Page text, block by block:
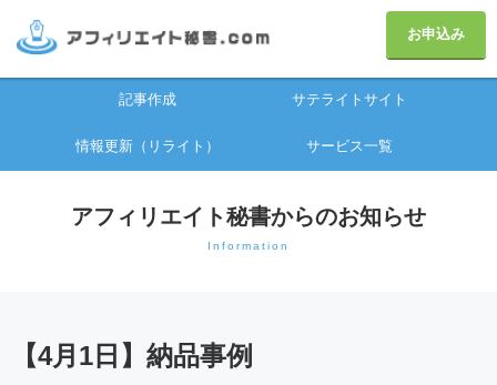
お申込み
記事作成 サテライトサイト
情報更新（リライト） サービス一覧
アフィリエイト秘書からのお知らせ
Information
【4月1日】納品事例